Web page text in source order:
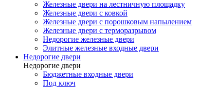
Железные двери на лестничную площадку
Железные двери с ковкой
Железные двери с порошковым напылением
Железные двери с терморазрывом
Недорогие железные двери
Элитные железные входные двери
Недорогие двери
Недорогие двери
Бюджетные входные двери
Под ключ